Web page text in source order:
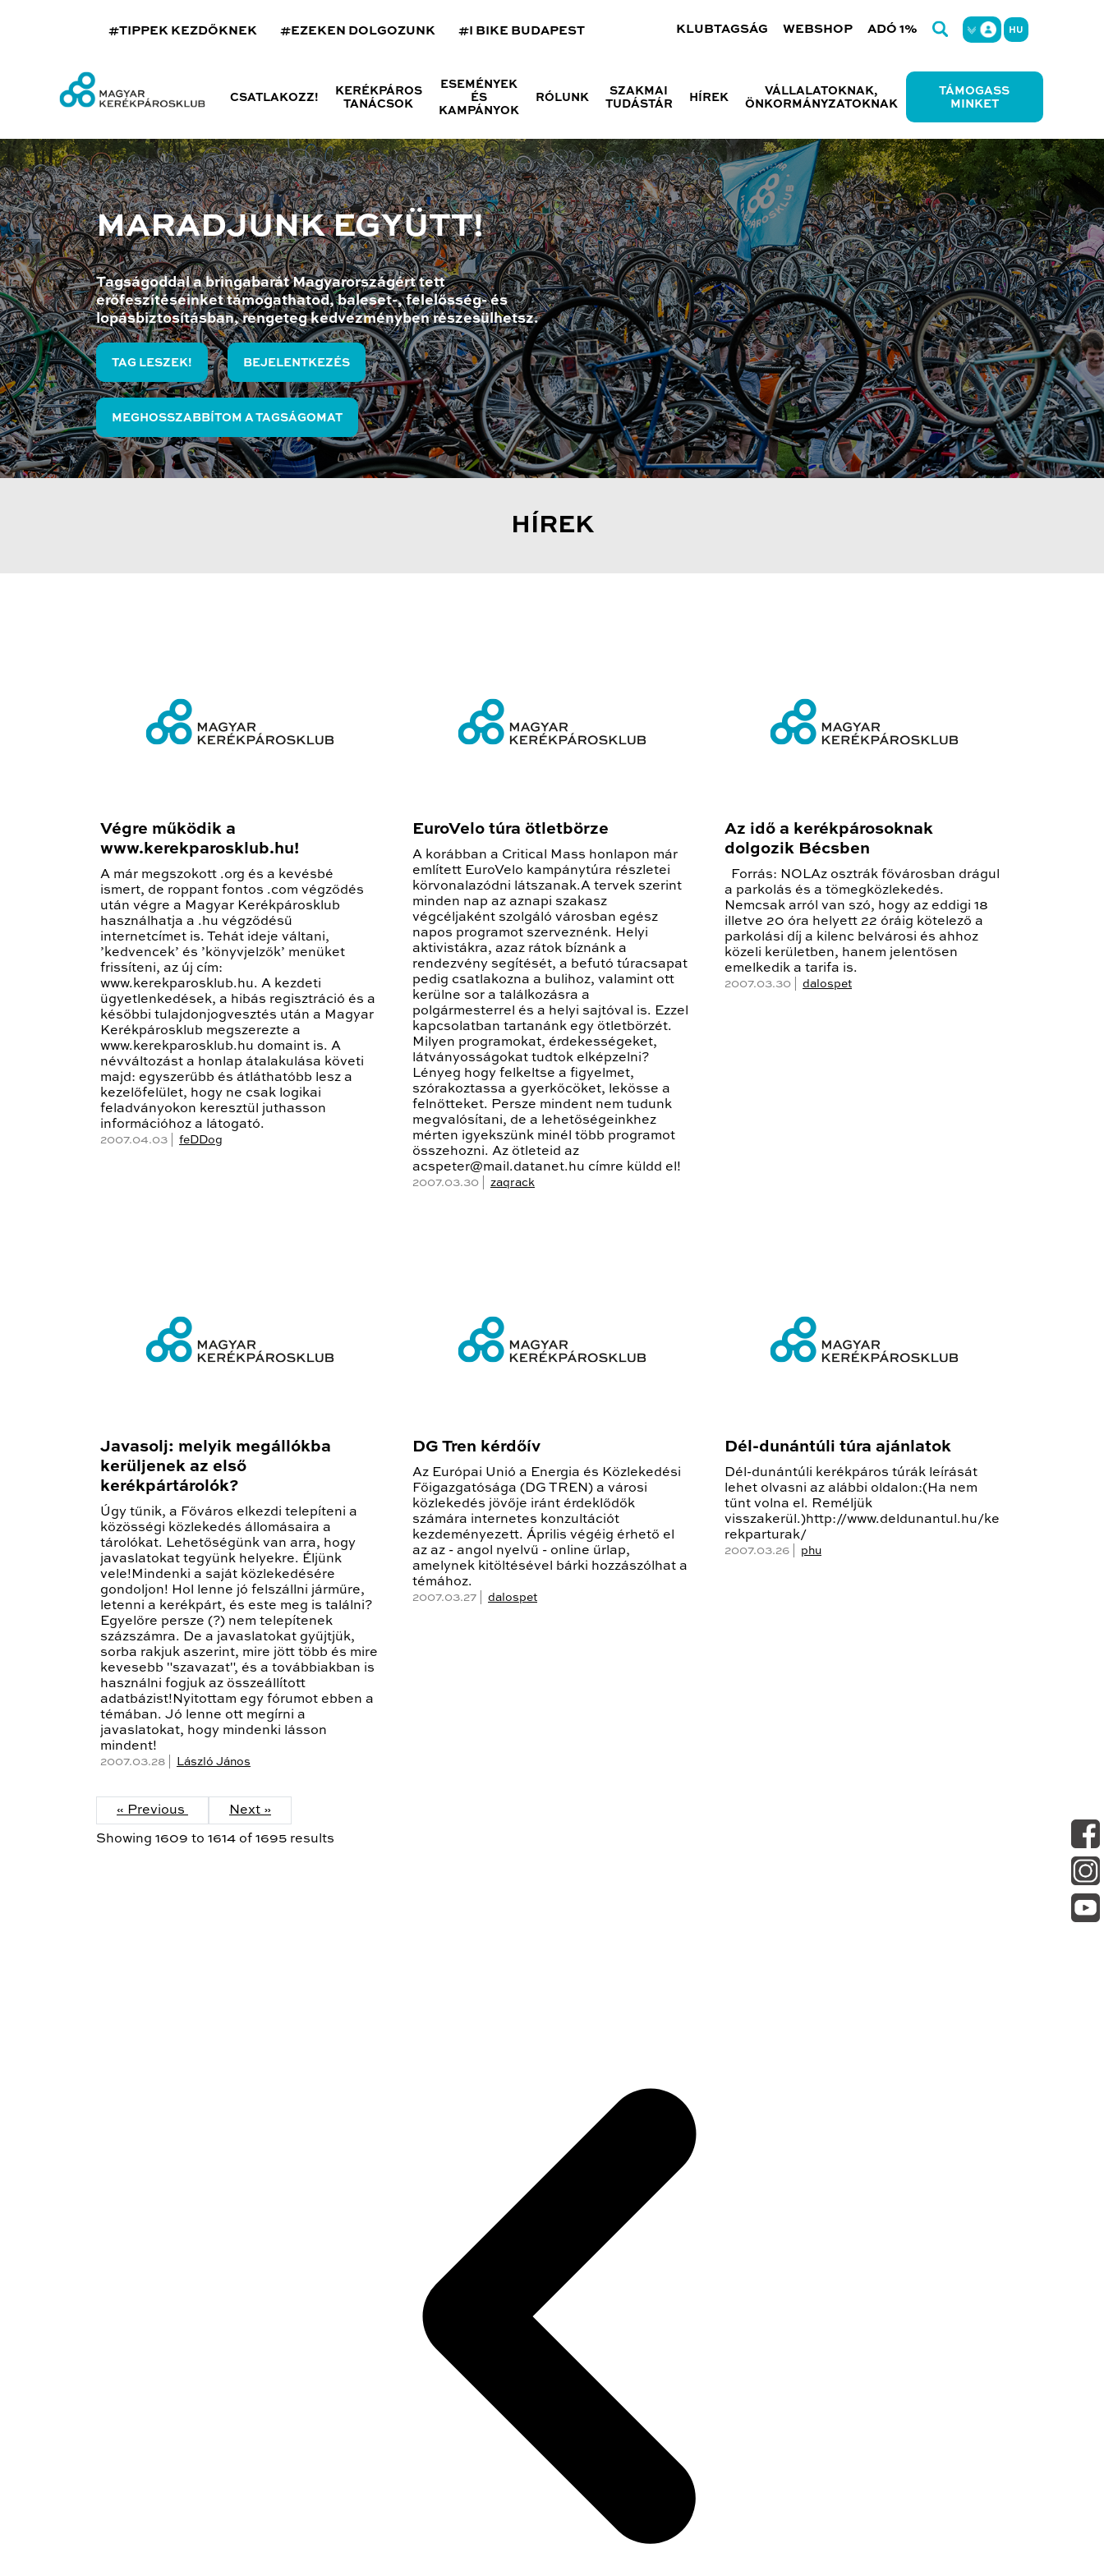
#TIPPEK KEZDŐKNEK #EZEKEN DOLGOZUNK #I BIKE BUDAPEST KLUBTAGSÁG WEBSHOP ADÓ 1% HU
CSATLAKOZZ!
KERÉKPÁROS
TANÁCSOK
ESEMÉNYEK
ÉS
KAMPÁNYOK
RÓLUNK
SZAKMAI
TUDÁSTÁR
HÍREK
VÁLLALATOKNAK,
ÖNKORMÁNYZATOKNAK
TÁMOGASS
MINKET
MARADJUNK EGYÜTT!
Tagságoddal a bringabarát Magyarországért tett
erőfeszítéseinket támogathatod, baleset-, felelősség- és
lopásbiztosításban, rengeteg kedvezményben részesülhetsz.
TAG LESZEK! BEJELENTKEZÉS
MEGHOSSZABBÍTOM A TAGSÁGOMAT
HÍREK
Végre működik a
www.kerekparosklub.hu!
A már megszokott .org és a kevésbé
ismert, de roppant fontos .com végződés
után végre a Magyar Kerékpárosklub
használhatja a .hu végződésű
internetcímet is. Tehát ideje váltani,
’kedvencek’ és ’könyvjelzők’ menüket
frissíteni, az új cím:
www.kerekparosklub.hu. A kezdeti
ügyetlenkedések, a hibás regisztráció és a
későbbi tulajdonjogvesztés után a Magyar
Kerékpárosklub megszerezte a
www.kerekparosklub.hu domaint is. A
névváltozást a honlap átalakulása követi
majd: egyszerűbb és átláthatóbb lesz a
kezelőfelület, hogy ne csak logikai
feladványokon keresztül juthasson
információhoz a látogató.
2007.04.03 | feDDog
EuroVelo túra ötletbörze
A korábban a Critical Mass honlapon már
említett EuroVelo kampánytúra részletei
körvonalazódni látszanak.A tervek szerint
minden nap az aznapi szakasz
végcéljaként szolgáló városban egész
napos programot szerveznénk. Helyi
aktivistákra, azaz rátok bíznánk a
rendezvény segítését, a befutó túracsapat
pedig csatlakozna a bulihoz, valamint ott
kerülne sor a találkozásra a
polgármesterrel és a helyi sajtóval is. Ezzel
kapcsolatban tartanánk egy ötletbörzét.
Milyen programokat, érdekességeket,
látványosságokat tudtok elképzelni?
Lényeg hogy felkeltse a figyelmet,
szórakoztassa a gyerkőcöket, lekösse a
felnőtteket. Persze mindent nem tudunk
megvalósítani, de a lehetőségeinkhez
mérten igyekszünk minél több programot
összehozni. Az ötleteid az
acspeter@mail.datanet.hu címre küldd el!
2007.03.30 | zaqrack
Az idő a kerékpárosoknak
dolgozik Bécsben
Forrás: NOLAz osztrák fővárosban drágul
a parkolás és a tömegközlekedés.
Nemcsak arról van szó, hogy az eddigi 18
illetve 20 óra helyett 22 óráig kötelező a
parkolási díj a kilenc belvárosi és ahhoz
közeli kerületben, hanem jelentősen
emelkedik a tarifa is.
2007.03.30 | dalospet
Javasolj: melyik megállókba
kerüljenek az első
kerékpártárolók?
Úgy tűnik, a Főváros elkezdi telepíteni a
közösségi közlekedés állomásaira a
tárolókat. Lehetőségünk van arra, hogy
javaslatokat tegyünk helyekre. Éljünk
vele!Mindenki a saját közlekedésére
gondoljon! Hol lenne jó felszállni járműre,
letenni a kerékpárt, és este meg is találni?
Egyelőre persze (?) nem telepítenek
százszámra. De a javaslatokat gyűjtjük,
sorba rakjuk aszerint, mire jött több és mire
kevesebb "szavazat", és a továbbiakban is
használni fogjuk az összeállított
adatbázist!Nyitottam egy fórumot ebben a
témában. Jó lenne ott megírni a
javaslatokat, hogy mindenki lásson
mindent!
2007.03.28 | László János
DG Tren kérdőív
Az Európai Unió a Energia és Közlekedési
Főigazgatósága (DG TREN) a városi
közlekedés jövője iránt érdeklődők
számára internetes konzultációt
kezdeményezett. Április végéig érhető el
az az - angol nyelvű - online űrlap,
amelynek kitöltésével bárki hozzászólhat a
témához.
2007.03.27 | dalospet
Dél-dunántúli túra ajánlatok
Dél-dunántúli kerékpáros túrák leírását
lehet olvasni az alábbi oldalon:(Ha nem
tűnt volna el. Reméljük
visszakerül.)http://www.deldunantul.hu/ke
rekparturak/
2007.03.26 | phu
« Previous Next »
Showing 1609 to 1614 of 1695 results